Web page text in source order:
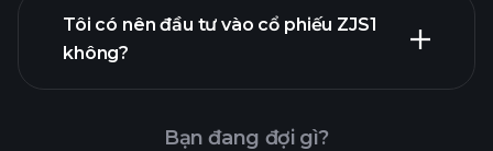
chính
Tôi có nên đầu tư vào cổ phiếu ZJS1
không?
Bạn đang đợi gì?